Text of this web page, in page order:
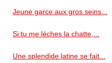
Jeune garce aux gros seins...
Si tu me léches la chatte,...
Une splendide latine se fait...